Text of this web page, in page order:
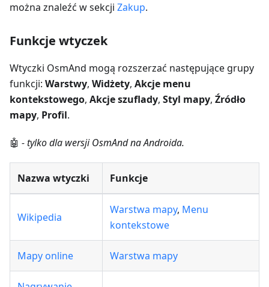
można znaleźć w sekcji Zakup.
Funkcje wtyczek
Wtyczki OsmAnd mogą rozszerzać następujące grupy
funkcji: Warstwy, Widżety, Akcje menu
kontekstowego, Akcje szuflady, Styl mapy, Źródło
mapy, Profil.
🤖 - tylko dla wersji OsmAnd na Androida.
Nazwa wtyczki Funkcje
Wikipedia
Warstwa mapy, Menu
kontekstowe
Mapy online Warstwa mapy